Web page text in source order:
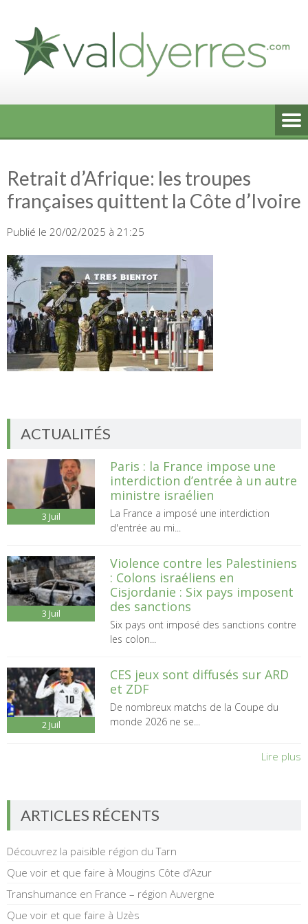
content
Retrait d’Afrique: les troupes
françaises quittent la Côte d’Ivoire
Publié le 20/02/2025 à 21:25
ACTUALITÉS
3 Juil
Paris : la France impose une
interdiction d’entrée à un autre
ministre israélien
La France a imposé une interdiction
d'entrée au mi...
3 Juil
Violence contre les Palestiniens
: Colons israéliens en
Cisjordanie : Six pays imposent
des sanctions
Six pays ont imposé des sanctions contre
les colon...
2 Juil
CES jeux sont diffusés sur ARD
et ZDF
De nombreux matchs de la Coupe du
monde 2026 ne se...
Lire plus
ARTICLES RÉCENTS
Découvrez la paisible région du Tarn
Que voir et que faire à Mougins Côte d’Azur
Transhumance en France – région Auvergne
Que voir et que faire à Uzès